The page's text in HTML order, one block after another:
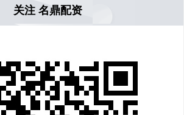
关注 名鼎配资